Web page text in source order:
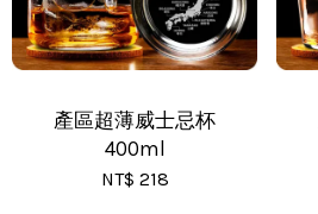
產區超薄威士忌杯
400ml
NT$ 218